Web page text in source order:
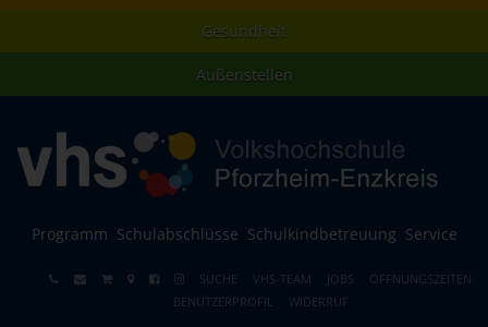
Gesundheit
Außenstellen
Programm Schulabschlüsse Schulkindbetreuung Service
SUCHE VHS-TEAM JOBS
ÖFFNUNGSZEITEN
BENUTZERPROFIL
WIDERRUF